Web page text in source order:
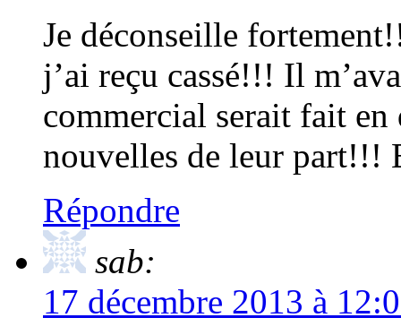
Je déconseille
j’ai reçu cassé!!! Il
commercial serait fait en
nouvelles de leur
Répondre
sab:
17 décembre 2013 à